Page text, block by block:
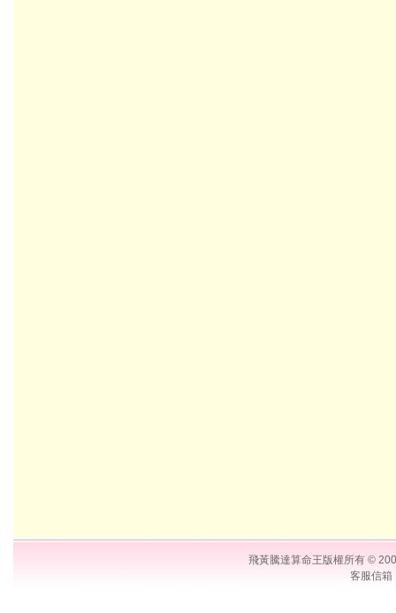
飛黃騰達算命王版權所有 ©
客服信箱